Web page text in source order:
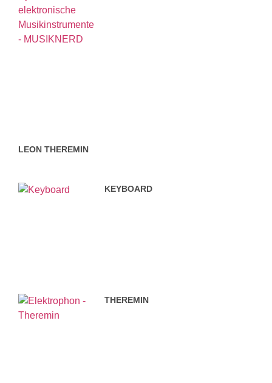
LEON THEREMIN
KEYBOARD
THEREMIN